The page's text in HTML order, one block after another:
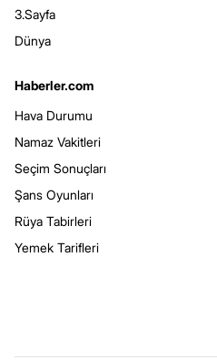
3.Sayfa
Dünya
Haberler.com
Hava Durumu
Namaz Vakitleri
Seçim Sonuçları
Şans Oyunları
Rüya Tabirleri
Yemek Tarifleri